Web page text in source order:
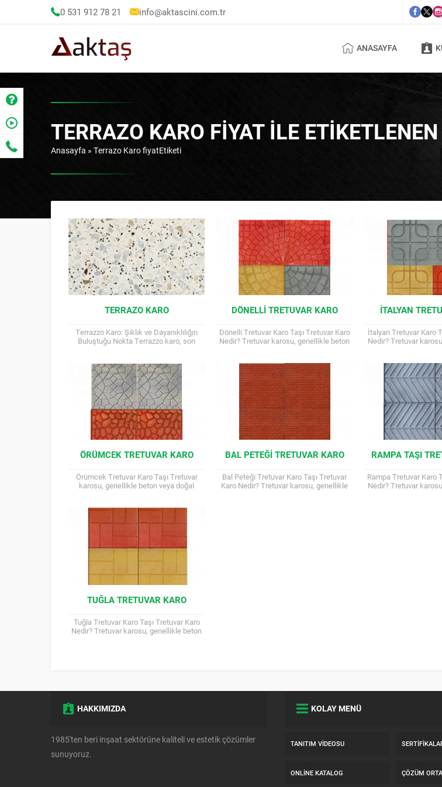
0 531 912 78 21 info@aktascini.com.tr
ANASAYFA
TERRAZO KARO FIYAT ILE
Anasayfa » Terrazo Karo fiyatEtiketi
TERRAZO KARO
Terrazzo Karo: Şıklık ve Dayanıklılığın
Buluştuğu Nokta Terrazzo karo, son
DÖNELLI TRETUVAR KARO
Dönelli Tretuvar Karo Taşı Tretuvar Karo
Nedir? Tretuvar karosu, genellikle beton
İTALYAN
İtalyan Tretuvar Karo
Nedir? Tretuvar
ÖRÜMCEK TRETUVAR KARO
Örümcek Tretuvar Karo Taşı Tretuvar
karosu, genellikle beton veya doğal
dekoratif ve...
BAL PETEĞI TRETUVAR KARO
Bal Peteği Tretuvar Karo Taşı Tretuvar
Karo Nedir? Tretuvar karosu, genellikle
RAMPA TAŞI
Rampa Tretuvar Karo
Nedir? Tretuvar
TUĞLA TRETUVAR KARO
Tuğla Tretuvar Karo Taşı Tretuvar Karo
Nedir? Tretuvar karosu, genellikle beton
HAKKIMIZDA
1985'ten beri inşaat sektörüne kaliteli ve estetik çözümler
sunuyoruz.
KOLAY MENÜ
TANITIM VIDEOSU
ONLINE KATALOG ÇÖZÜM
Müşteri Temsilcisi